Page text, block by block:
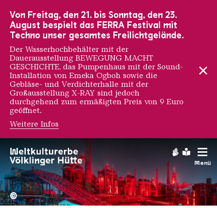
Menü
Hochofengruppe in Rot
Copyright:
©
Von Freitag, den 21. bis Sonntag, den 23.
August bespielt das FERRA Festival mit
Techno unser gesamtes Freilichtgelände.
Der Wasserhochbehälter mit der
Dauerausstellung BEWEGUNG MACHT
GESCHICHTE, das Pumpenhaus mit der Sound-
Installation von Emeka Ogboh sowie die
Gebläse- und Verdichterhalle mit der
Großausstellung X-RAY sind jedoch
durchgehend zum ermäßigten Preis von 9 Euro
geöffnet.
Weitere Infos